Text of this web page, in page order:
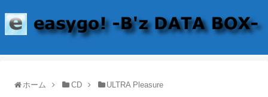
ホーム CD ULTRA Pleasure